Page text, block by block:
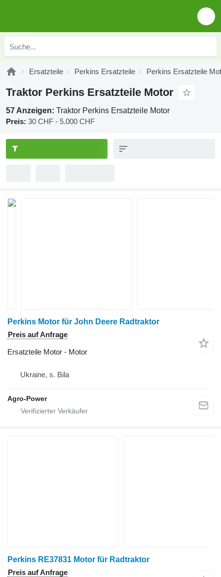
Ersatzteile Perkins Ersatzteile Perkins Ersatzteile
Traktor Perkins Ersatzteile Motor
57 Anzeigen: Traktor Perkins Ersatzteile Motor
Preis: 30 CHF - 5.000 CHF
Perkins Motor für John Deere Radtraktor
Preis auf Anfrage
Ersatzteile Motor - Motor
Ukraine, s. Bila
Agro-Power
Perkins RE37831 Motor für Radtraktor
Preis auf Anfrage